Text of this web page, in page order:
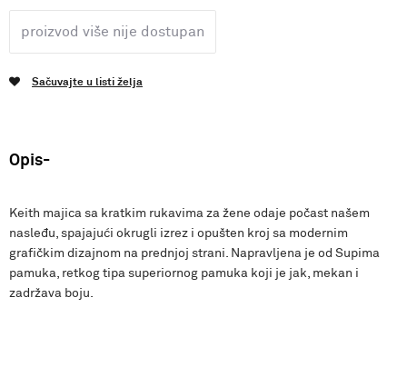
proizvod više nije dostupan
Sačuvajte u listi želja
Opis
Keith majica sa kratkim rukavima za žene odaje počast našem
nasleđu, spajajući okrugli izrez i opušten kroj sa modernim
grafičkim dizajnom na prednjoj strani. Napravljena je od Supima
pamuka, retkog tipa superiornog pamuka koji je jak, mekan i
zadržava boju.